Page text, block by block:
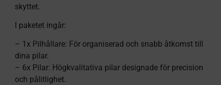
skyttet.
I paketet ingår:
– 1x Pilhållare: För organiserad och snabb åtkomst till
dina pilar.
– 6x Pilar: Högkvalitativa pilar designade för precision
och pålitlighet.